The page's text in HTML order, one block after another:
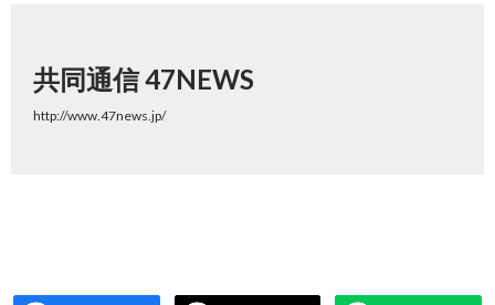
共同通信 47NEWS
http://www.47news.jp/